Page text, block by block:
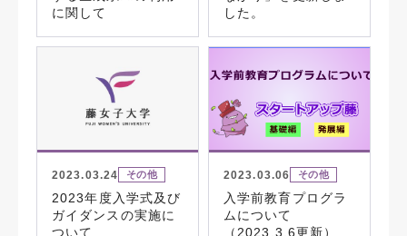
に関して
した。
2023.03.24 その他
2023年度入学式及び
ガイダンスの実施に
ついて
2023.03.06 その他
入学前教育プログラ
ムについて
（2023.3.6更新）